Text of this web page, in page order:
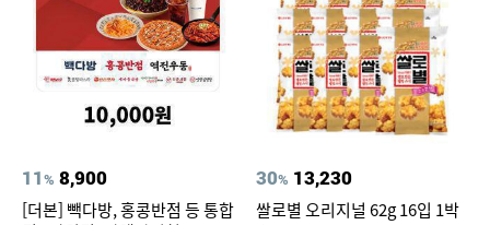
11% 8,900
[더본] 빽다방, 홍콩반점 등 통합
30% 13,230
쌀로별 오리지널 62g 16입 1박